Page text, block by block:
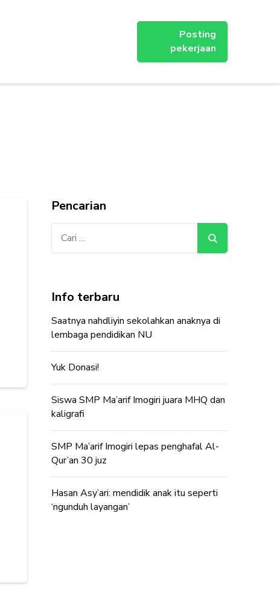
Posting
pekerjaan
Pencarian
Info terbaru
Saatnya nahdliyin sekolahkan anaknya di
lembaga pendidikan NU
Yuk Donasi!
Siswa SMP Ma’arif Imogiri juara MHQ dan
kaligrafi
SMP Ma’arif Imogiri lepas penghafal Al-
Qur’an 30 juz
Hasan Asy’ari: mendidik anak itu seperti
‘ngunduh layangan’